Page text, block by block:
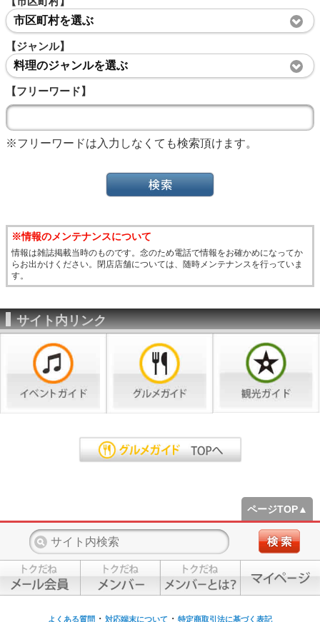
市区町村を選ぶ
【ジャンル】
料理のジャンルを選ぶ
【フリーワード】
※フリーワードは入力しなくても検索頂けます。
※情報のメンテナンスについて
情報は雑誌掲載当時のものです。念のため電話で情報をお確かめになってか
らお出かけください。閉店店舗については、随時メンテナンスを行っていま
す。
サイト内リンク
ページTOP▲
よくある質問 ・ 対応端末について ・ 特定商取引法に基づく表記